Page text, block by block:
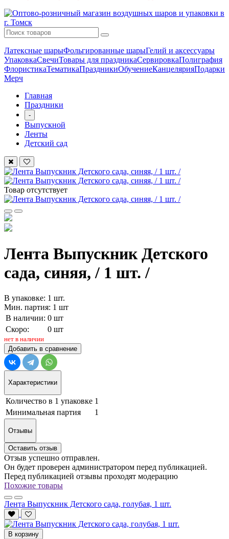
Латексные шарыФольгированные шарыГелий и аксессуары
УпаковкаСвечиТовары для праздникаСервировкаПолиграфия
ФлористикаТематикаПраздникиОбучениеКанцелярияПодарки
Мерч
Главная
Праздники
-
Выпускной
Ленты
Детский сад
Товар отсутствует
Лента Выпускник Детского
сада, синяя, / 1 шт. /
В упаковке: 1 шт.
Мин. партия: 1 шт
В наличии: 0 шт
Скоро:
0 шт
нет в наличии
Добавить в сравнение
Характеристики
Количество в 1 упаковке 1
Минимальная партия
1
Отзывы
Оставить отзыв
Отзыв успешно отправлен.
Он будет проверен администратором перед публикацией.
Перед публикацией отзывы проходят модерацию
Похожие товары
Лента Выпускник Детского сада, голубая, 1 шт.
В корзину